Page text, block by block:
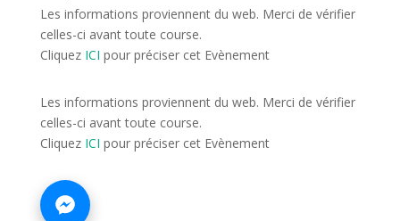
Les informations proviennent du web. Merci de vérifier
celles-ci avant toute course.
Cliquez ICI pour préciser cet Evènement
Les informations proviennent du web. Merci de vérifier
celles-ci avant toute course.
Cliquez ICI pour préciser cet Evènement